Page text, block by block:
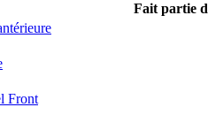
Fait partie
Front